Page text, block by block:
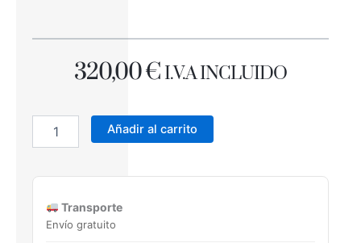
320,00€ I.V.A INCLUIDO
INODORO
NEGRO
SUELO
REDONDO
Añadir al carrito
Transporte
Envío gratuito